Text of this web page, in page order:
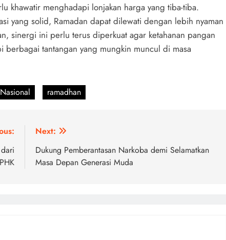
khawatir menghadapi lonjakan harga yang tiba-tiba.
yang solid, Ramadan dapat dilewati dengan lebih nyaman
sinergi ini perlu terus diperkuat agar ketahanan pangan
berbagai tantangan yang mungkin muncul di masa
Nasional ramadhan
Next:
Dukung Pemberantasan Narkoba demi Selamatkan
Masa Depan Generasi Muda